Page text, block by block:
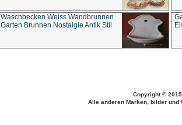
Waschbecken Weiss Wandbrunnen
Garten Brunnen Nostalgie Antik Stil
Copyright ©
Alle anderen Marken, bilder und